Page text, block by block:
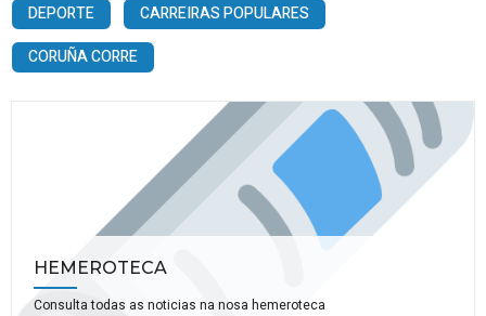
DEPORTE
CARREIRAS POPULARES
CORUÑA CORRE
HEMEROTECA
Consulta todas as noticias na nosa hemeroteca